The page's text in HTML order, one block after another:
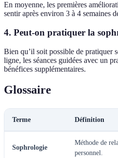
En moyenne, les premières
sentir après environ 3 à 4 semaines
4. Peut-on pratiquer la
Bien qu’il soit possible de pratiquer
ligne, les séances guidées avec un
bénéfices supplémentaires.
Glossaire
Terme Définition
Sophrologie
Méthode de
personnel.